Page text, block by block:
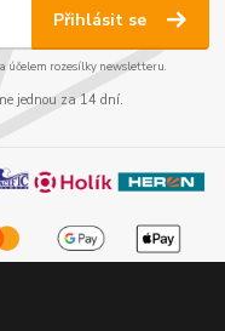
Přihlásit se
účelem rozesílky newsletteru.
jednou za 14 dní.